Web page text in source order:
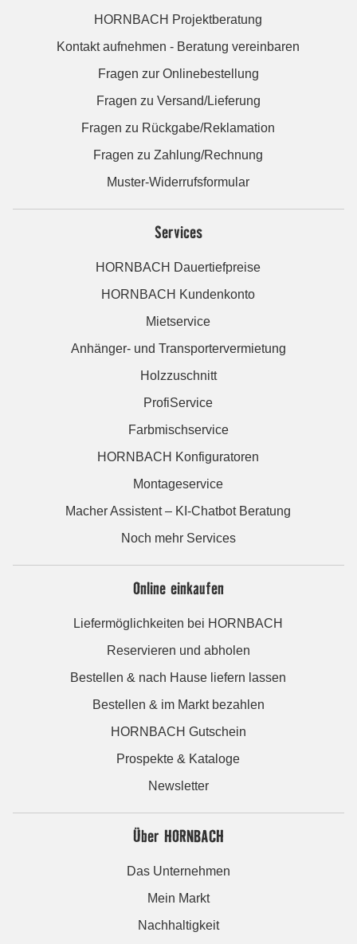
HORNBACH Projektberatung
Kontakt aufnehmen - Beratung vereinbaren
Fragen zur Onlinebestellung
Fragen zu Versand/Lieferung
Fragen zu Rückgabe/Reklamation
Fragen zu Zahlung/Rechnung
Muster-Widerrufsformular
Services
HORNBACH Dauertiefpreise
HORNBACH Kundenkonto
Mietservice
Anhänger- und Transportervermietung
Holzzuschnitt
ProfiService
Farbmischservice
HORNBACH Konfiguratoren
Montageservice
Macher Assistent – KI-Chatbot Beratung
Noch mehr Services
Online einkaufen
Liefermöglichkeiten bei HORNBACH
Reservieren und abholen
Bestellen & nach Hause liefern lassen
Bestellen & im Markt bezahlen
HORNBACH Gutschein
Prospekte & Kataloge
Newsletter
Über HORNBACH
Das Unternehmen
Mein Markt
Nachhaltigkeit